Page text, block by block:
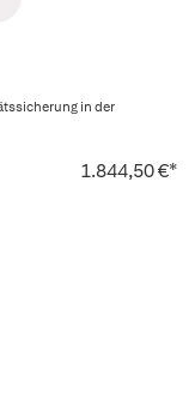
in der
1.844,50 €*